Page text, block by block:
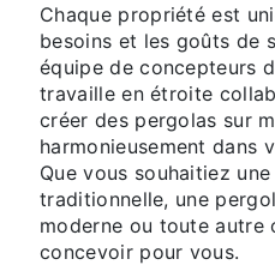
Chaque propriété est
besoins et les goûts de
équipe de concepteurs
travaille en étroite
créer des pergolas sur
harmonieusement dans
Que vous souhaitiez
traditionnelle, une
moderne ou toute autre
concevoir pour vous.